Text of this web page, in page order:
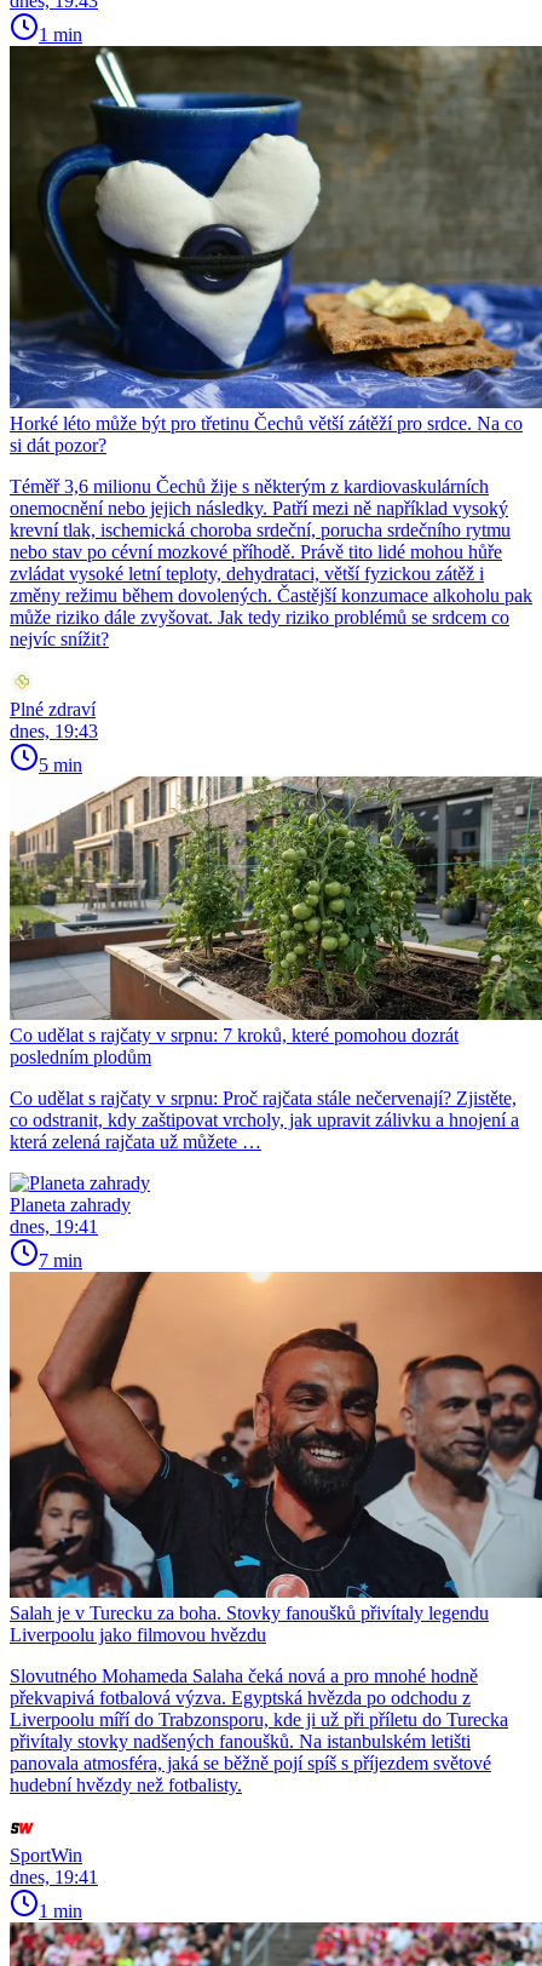
1 min
Horké léto může být pro třetinu Čechů větší zátěží pro srdce. Na co
si dát pozor?
Téměř 3,6 milionu Čechů žije s některým z kardiovaskulárních
onemocnění nebo jejich následky. Patří mezi ně například vysoký
krevní tlak, ischemická choroba srdeční, porucha srdečního rytmu
nebo stav po cévní mozkové příhodě. Právě tito lidé mohou hůře
zvládat vysoké letní teploty, dehydrataci, větší fyzickou zátěž i
změny režimu během dovolených. Častější konzumace alkoholu pak
může riziko dále zvyšovat. Jak tedy riziko problémů se srdcem co
nejvíc snížit?
Plné zdraví
dnes, 19:43
5 min
Co udělat s rajčaty v srpnu: 7 kroků, které pomohou dozrát
posledním plodům
Co udělat s rajčaty v srpnu: Proč rajčata stále nečervenají? Zjistěte,
co odstranit, kdy zaštipovat vrcholy, jak upravit zálivku a hnojení a
která zelená rajčata už můžete …
Planeta zahrady
dnes, 19:41
7 min
Salah je v Turecku za boha. Stovky fanoušků přivítaly legendu
Liverpoolu jako filmovou hvězdu
Slovutného Mohameda Salaha čeká nová a pro mnohé hodně
překvapivá fotbalová výzva. Egyptská hvězda po odchodu z
Liverpoolu míří do Trabzonsporu, kde ji už při příletu do Turecka
přivítaly stovky nadšených fanoušků. Na istanbulském letišti
panovala atmosféra, jaká se běžně pojí spíš s příjezdem světové
hudební hvězdy než fotbalisty.
SportWin
dnes, 19:41
1 min